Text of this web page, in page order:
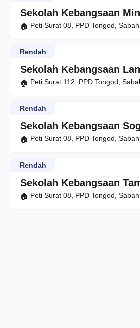
Sekolah Kebangsaan
Peti Surat 08, PPD Tongod, Sabah
Sekolah Kebangsaan
Rendah
Peti Surat 112, PPD Tongod,
Sekolah Kebangsaan
Rendah
Peti Surat 08, PPD Tongod, Sabah
Sekolah Kebangsaan
Rendah
Peti Surat 08, PPD Tongod, Sabah